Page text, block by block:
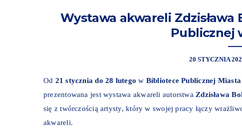
Wystawa akwareli
Publicznej
20 STYCZNIA
Od 21 stycznia do 28 lutego w Bibliotece Publicznej
prezentowana jest wystawa akwareli autorstwa Zdzisława
się z twórczością artysty, który w swojej pracy łączy
akwareli.